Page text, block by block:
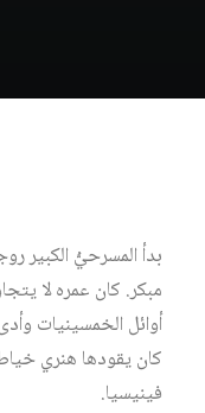
بدأ المسرحيُّ
مبكر. كان عمره لا
أوائل الخمسينيات
كان يقودها هنري
فينيسيا.